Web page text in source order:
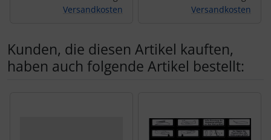
Versandkosten
Versandkosten
Kunden, die diesen Artikel kauften,
haben auch folgende Artikel bestellt: